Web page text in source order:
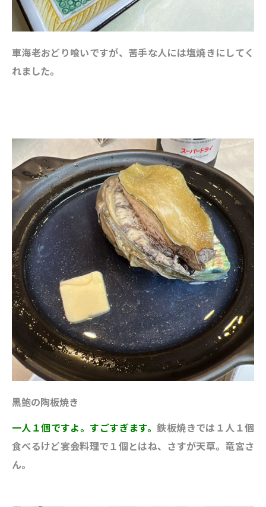
車海老おどり喰いですが、苦手な人には塩焼きにしてく
れました。
黒鮑の陶板焼き
一人１個ですよ。すごすぎます。鉄板焼きでは１人１個
食べるけど宴会料理で１個とはね、さすが天草。竜宮さ
ん。